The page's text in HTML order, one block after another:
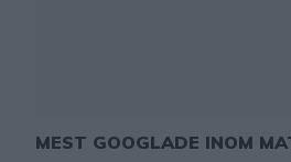
MEST GOOGLADE INOM